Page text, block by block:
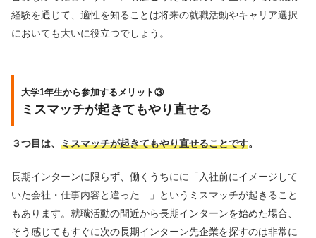
経験を通じて、適性を知ることは将来の就職活動やキャリア選択
においても大いに役立つでしょう。
大学1年生から参加するメリット③
ミスマッチが起きてもやり直せる
３つ目は、 ミスマッチが起きてもやり直せることです。
長期インターンに限らず、働くうちにに「入社前にイメージして
いた会社・仕事内容と違った…」というミスマッチが起きること
もあります。就職活動の間近から長期インターンを始めた場合、
そう感じてもすぐに次の長期インターン先企業を探すのは非常に